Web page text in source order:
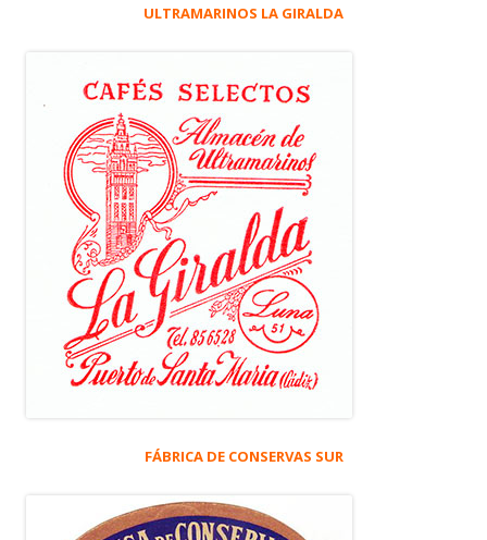
ULTRAMARINOS LA GIRALDA
FÁBRICA DE CONSERVAS SUR